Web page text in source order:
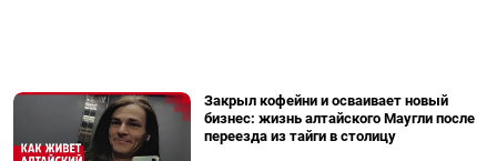
Закрыл кофейни и осваивает новый
бизнес: жизнь алтайского Маугли после
переезда из тайги в столицу